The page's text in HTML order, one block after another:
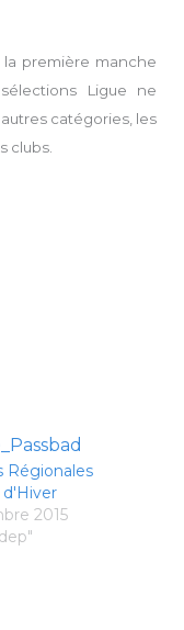
première manche
Ligue ne
catégories, les
clubs.
Régionales
d'Hiver
2015